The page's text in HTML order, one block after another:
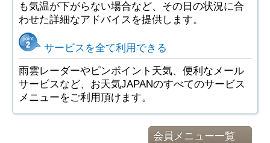
も気温が下がらない場合など、その日の状況に合
わせた詳細なアドバイスを提供します。
サービスを全て利用できる
雨雲レーダーやピンポイント天気、便利なメール
サービスなど、お天気JAPANのすべてのサービス
メニューをご利用頂けます。
会員メニュー一覧